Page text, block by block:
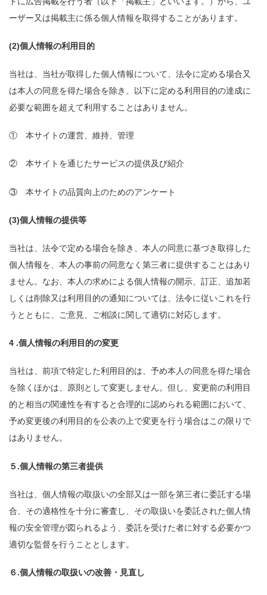
ーザー又は掲載主に係る個人情報を取得することがあります。
(2)個人情報の利用目的
当社は、当社が取得した個人情報について、法令に定める場合又
は本人の同意を得た場合を除き、以下に定める利用目的の達成に
必要な範囲を超えて利用することはありません。
① 本サイトの運営、維持、管理
② 本サイトを通じたサービスの提供及び紹介
③ 本サイトの品質向上のためのアンケート
(3)個人情報の提供等
当社は、法令で定める場合を除き、本人の同意に基づき取得した
個人情報を、本人の事前の同意なく第三者に提供することはあり
ません。なお、本人の求めによる個人情報の開示、訂正、追加若
しくは削除又は利用目的の通知については、法令に従いこれを行
うとともに、ご意見、ご相談に関して適切に対応します。
4 .個人情報の利用目的の変更
当社は、前項で特定した利用目的は、予め本人の同意を得た場合
を除くほかは、原則として変更しません。但し、変更前の利用目
的と相当の関連性を有すると合理的に認められる範囲において、
予め変更後の利用目的を公表の上で変更を行う場合はこの限りで
はありません。
５.個人情報の第三者提供
当社は、個人情報の取扱いの全部又は一部を第三者に委託する場
合、その適格性を十分に審査し、その取扱いを委託された個人情
報の安全管理が図られるよう、委託を受けた者に対する必要かつ
適切な監督を行うこととします。
６.個人情報の取扱いの改善・見直し